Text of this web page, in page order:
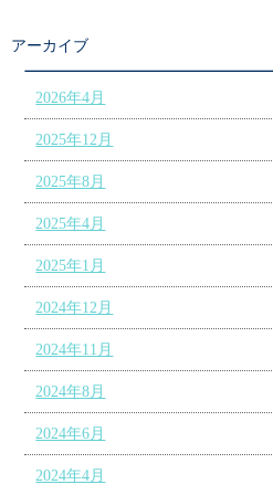
アーカイブ
2026年4月
2025年12月
2025年8月
2025年4月
2025年1月
2024年12月
2024年11月
2024年8月
2024年6月
2024年4月